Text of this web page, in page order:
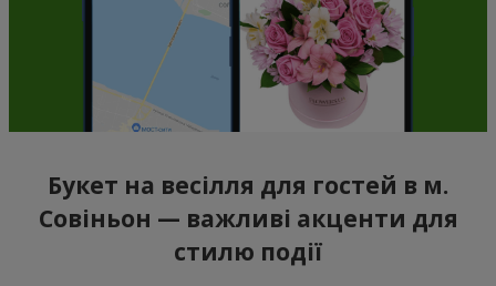
Букет на весілля для гостей в м.
Совіньон — важливі акценти для
стилю події